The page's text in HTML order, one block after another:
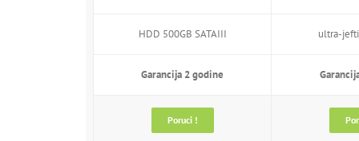
HDD 500GB SATAIII
Garancija 2 godine
Poruci !
ultra-